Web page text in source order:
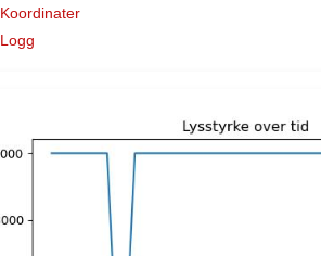
Koordinater
Logg